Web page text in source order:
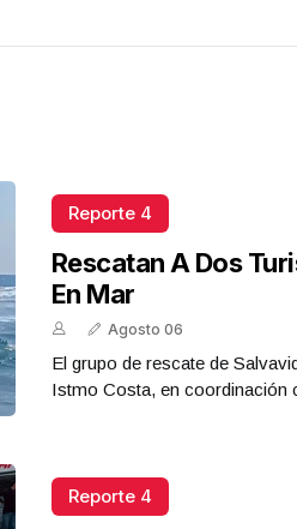
Reporte 4
Rescatan A Dos
En Mar
Agosto 06
El grupo de rescate de
Istmo Costa, en coordinación
Reporte 4